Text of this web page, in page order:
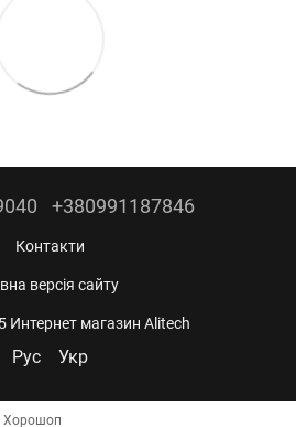
+380991187846
Контакти
версія сайту
магазин Alitech
Рус Укр
Хорошоп